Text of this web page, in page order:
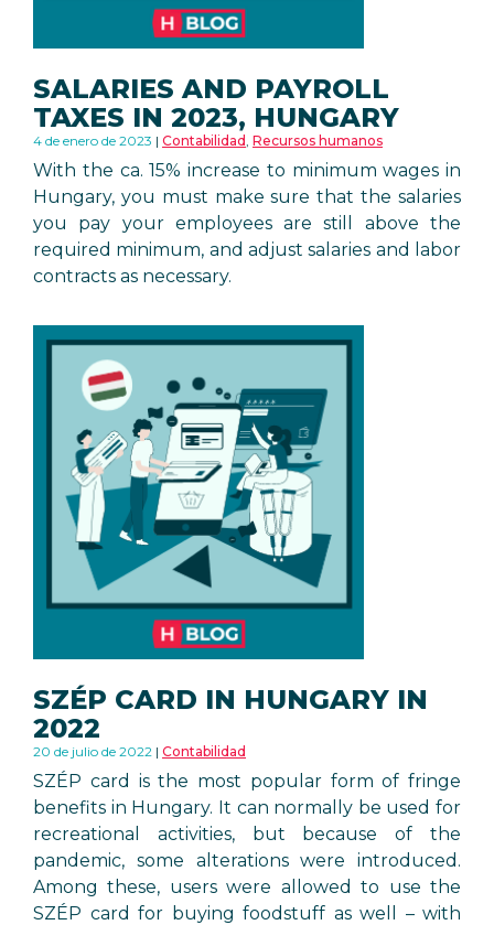
SALARIES AND PAYROLL
TAXES IN 2023, HUNGARY
4 de enero de 2023 Contabilidad, Recursos humanos
With the ca. 15% increase to minimum wages in
Hungary, you must make sure that the salaries
you pay your employees are still above the
required minimum, and adjust salaries and labor
contracts as necessary.
SZÉP CARD IN HUNGARY IN
2022
20 de julio de 2022 Contabilidad
SZÉP card is the most popular form of fringe
benefits in Hungary. It can normally be used for
recreational activities, but because of the
pandemic, some alterations were introduced.
Among these, users were allowed to use the
SZÉP card for buying foodstuff as well – with